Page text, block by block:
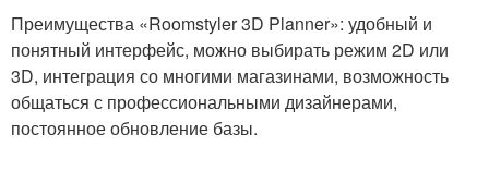
Преимущества «Roomstyler 3D Planner»: удобный и
понятный интерфейс, можно выбирать режим 2D или
3D, интеграция со многими магазинами, возможность
общаться с профессиональными дизайнерами,
постоянное обновление базы.